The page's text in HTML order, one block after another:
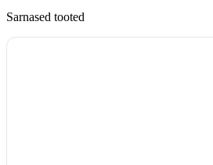
Sarnased tooted